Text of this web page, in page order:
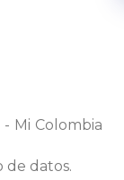
Mi Colombia
de datos.